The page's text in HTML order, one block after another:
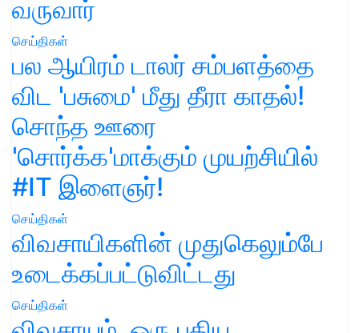
வருவார்
செய்திகள்
பல ஆயிரம் டாலர் சம்பளத்தை
விட 'பசுமை' மீது தீரா காதல்!
சொந்த ஊரை
'சொர்க்க'மாக்கும் முயற்சியில்
#IT இளைஞர்!
செய்திகள்
விவசாயிகளின் முதுகெலும்பே
உடைக்கப்பட்டுவிட்டது
செய்திகள்